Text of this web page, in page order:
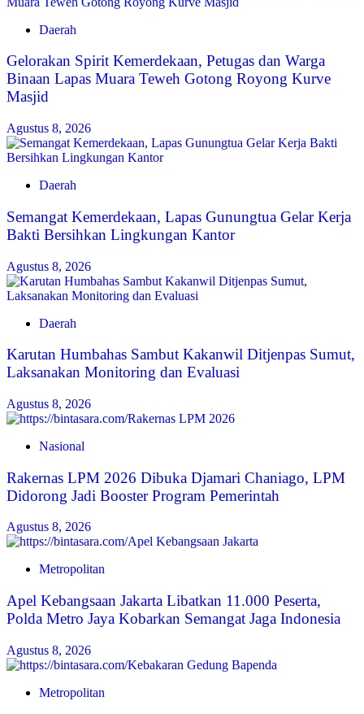
Daerah
Gelorakan Spirit Kemerdekaan, Petugas dan Warga
Binaan Lapas Muara Teweh Gotong Royong Kurve
Masjid
Agustus 8, 2026
Daerah
Semangat Kemerdekaan, Lapas Gunungtua Gelar Kerja
Bakti Bersihkan Lingkungan Kantor
Agustus 8, 2026
Daerah
Karutan Humbahas Sambut Kakanwil Ditjenpas Sumut,
Laksanakan Monitoring dan Evaluasi
Agustus 8, 2026
Nasional
Rakernas LPM 2026 Dibuka Djamari Chaniago, LPM
Didorong Jadi Booster Program Pemerintah
Agustus 8, 2026
Metropolitan
Apel Kebangsaan Jakarta Libatkan 11.000 Peserta,
Polda Metro Jaya Kobarkan Semangat Jaga Indonesia
Agustus 8, 2026
Metropolitan